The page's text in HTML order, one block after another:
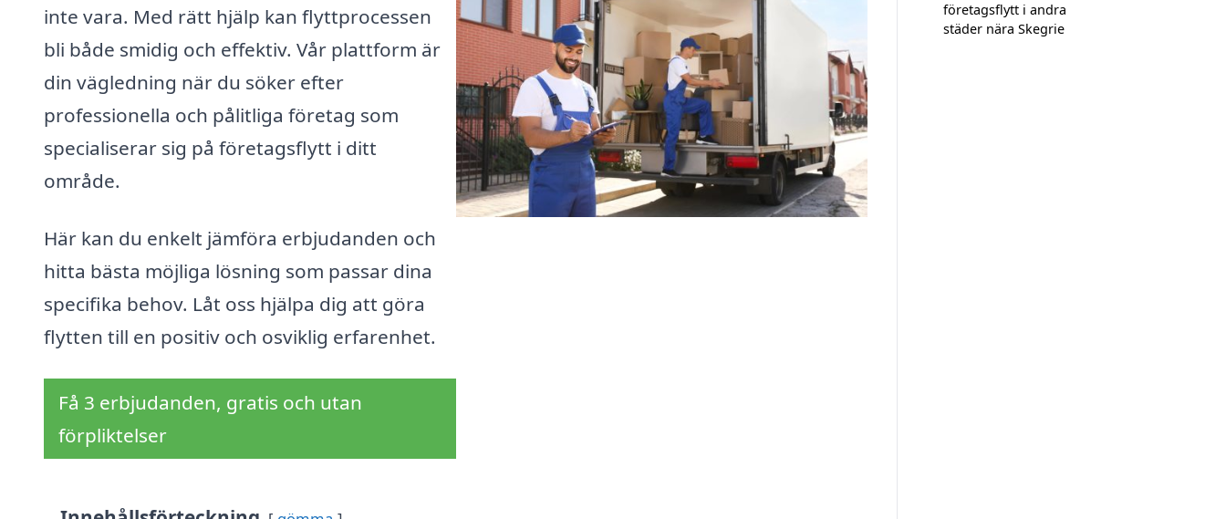
inte vara. Med rätt hjälp kan flyttprocessen
bli både smidig och effektiv. Vår plattform är
din vägledning när du söker efter
professionella och pålitliga företag som
specialiserar sig på företagsflytt i ditt
område.
Här kan du enkelt jämföra erbjudanden och
hitta bästa möjliga lösning som passar dina
specifika behov. Låt oss hjälpa dig att göra
flytten till en positiv och osviklig erfarenhet.
Få 3 erbjudanden, gratis och utan
förpliktelser
företagsflytt i andra
städer nära Skegrie